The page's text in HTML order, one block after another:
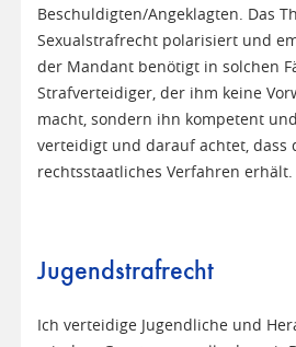
Beschuldigten/Angeklagten. Das
Sexualstrafrecht polarisiert und
der Mandant benötigt in solchen
Strafverteidiger, der ihm keine
macht, sondern ihn kompetent
verteidigt und darauf achtet, dass
rechtsstaatliches Verfahren erhält.
Jugendstrafrecht
Ich verteidige Jugendliche und